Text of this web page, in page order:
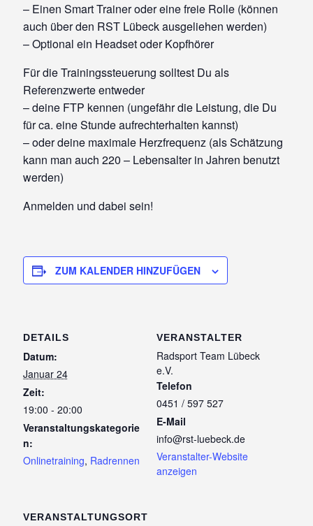
– Einen Smart Trainer oder eine freie Rolle (können
auch über den RST Lübeck ausgeliehen werden)
– Optional ein Headset oder Kopfhörer
Für die Trainingssteuerung solltest Du als
Referenzwerte entweder
– deine FTP kennen (ungefähr die Leistung, die Du
für ca. eine Stunde aufrechterhalten kannst)
– oder deine maximale Herzfrequenz (als Schätzung
kann man auch 220 – Lebensalter in Jahren benutzt
werden)
Anmelden und dabei sein!
ZUM KALENDER HINZUFÜGEN
DETAILS
Datum:
Januar 24
Zeit:
19:00 - 20:00
Veranstaltungskategorie
n:
Onlinetraining, Radrennen
VERANSTALTER
Radsport Team Lübeck
e.V.
Telefon
0451 / 597 527
E-Mail
info@rst-luebeck.de
Veranstalter-Website
anzeigen
VERANSTALTUNGSORT